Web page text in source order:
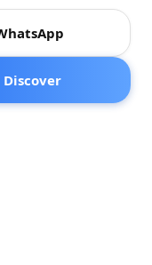
Discover